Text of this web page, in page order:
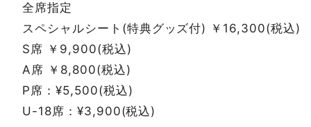
全席指定
スペシャルシート(特典グッズ付) ￥16,300(税込)
S席 ￥9,900(税込)
A席 ￥8,800(税込)
P席：¥5,500(税込)
U-18席：¥3,900(税込)